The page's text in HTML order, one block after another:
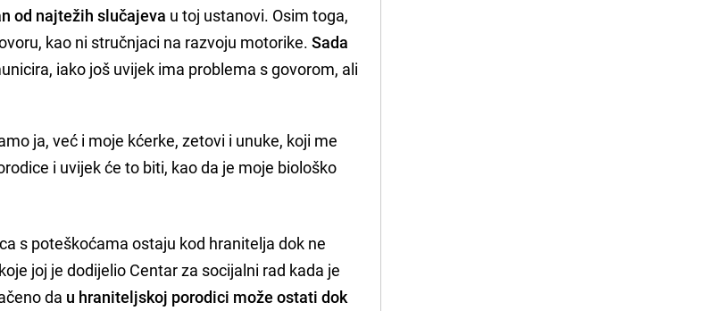
od najtežih slučajeva u toj ustanovi. Osim toga,
kao ni stručnjaci na razvoju motorike. Sada
iako još uvijek ima problema s govorom, ali
ja, već i moje kćerke, zetovi i unuke, koji me
i uvijek će to biti, kao da je moje biološko
s poteškoćama ostaju kod hranitelja dok ne
joj je dodijelio Centar za socijalni rad kada je
da u hraniteljskoj porodici može ostati dok